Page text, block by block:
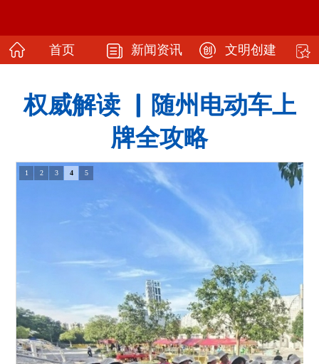
首页 新闻资讯 文明创建
权威解读 ▏随州电动车上
牌全攻略
1 2 3 4 5